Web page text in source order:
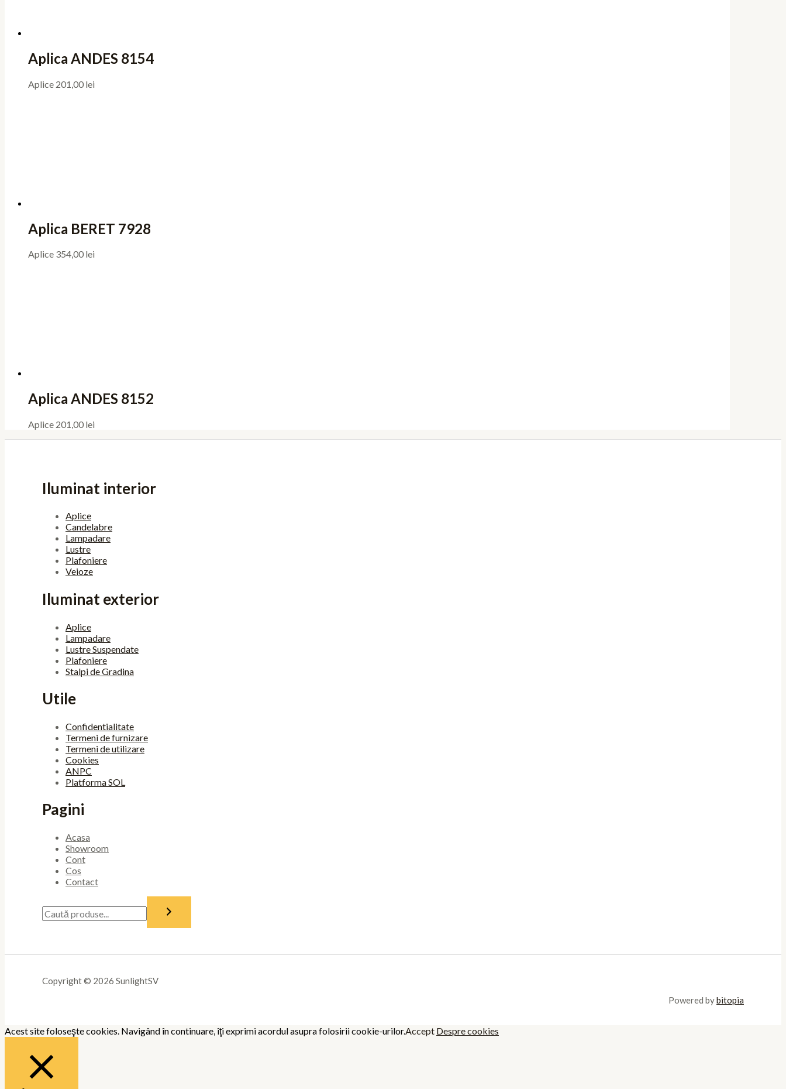
Aplica ANDES 8154
Aplice 201,00 lei
Aplica BERET 7928
Aplice 354,00 lei
Aplica ANDES 8152
Aplice 201,00 lei
Iluminat interior
Aplice
Candelabre
Lampadare
Lustre
Plafoniere
Veioze
Iluminat exterior
Aplice
Lampadare
Lustre Suspendate
Plafoniere
Stalpi de Gradina
Utile
Confidentialitate
Termeni de furnizare
Termeni de utilizare
Cookies
ANPC
Platforma SOL
Pagini
Acasa
Showroom
Cont
Cos
Contact
Copyright © 2026 SunlightSV
Powered bybitopia
Acest site foloseşte cookies. Navigând în continuare, îţi exprimi acordul asupra folosirii cookie-urilor.Accept Despre cookies